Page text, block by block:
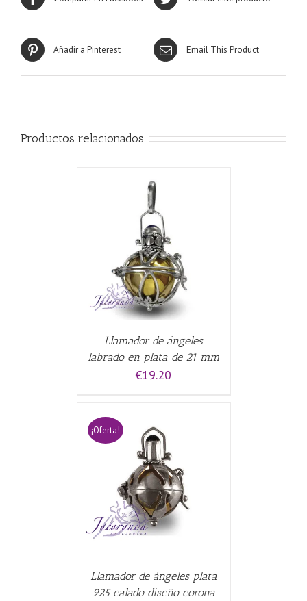
Añadir a Pinterest Email This Product
Productos relacionados
Llamador de ángeles
labrado en plata de 21 mm
€19.20
¡Oferta!
Llamador de ángeles plata
925 calado diseño corona